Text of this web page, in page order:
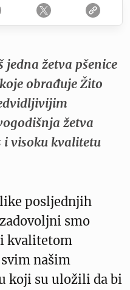
jedna žetva pšenice
obrađuje Žito
žetva
i visoku kvalitetu
posljednjih
smo
kvalitetom
našim
koji su uložili da bi